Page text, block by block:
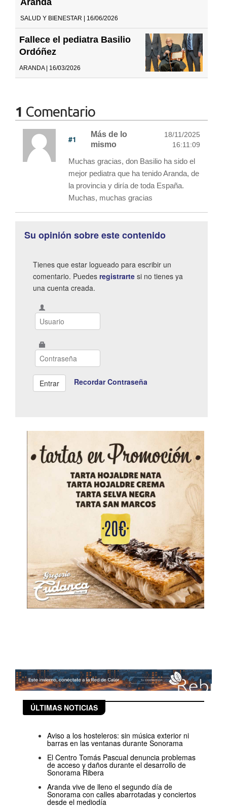
SALUD Y BIENESTAR | 16/06/2026
Fallece el pediatra Basilio
Ordóñez
ARANDA | 16/03/2026
1 Comentario
#1
Más de lo
mismo
18/11/2025
16:11:09
Muchas gracias, don Basilio ha sido el
mejor pediatra que ha tenido Aranda, de
la provincia y diría de toda España.
Muchas, muchas gracias
Su opinión sobre este contenido
Tienes que estar logueado para escribir un
comentario. Puedes registrarte si no tienes ya
una cuenta creada.
Recordar Contraseña
ÚLTIMAS NOTICIAS
Aviso a los hosteleros: sin música exterior ni
barras en las ventanas durante Sonorama
El Centro Tomás Pascual denuncia problemas
de acceso y daños durante el desarrollo de
Sonorama Ribera
Aranda vive de lleno el segundo día de
Sonorama con calles abarrotadas y conciertos
desde el mediodía